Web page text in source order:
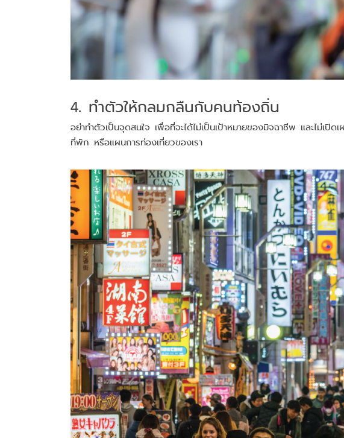
4. ทำตัวให้กลมกลืนกับคนท้องถิ่น
อย่าทำตัวเป็นจุดสนใจ เพื่อที่จะได้ไม่เป็นเป้าหมายของมิจฉาชีพ และไม่เปิ
ที่พัก หรือแผนการท่องเที่ยวของเรา